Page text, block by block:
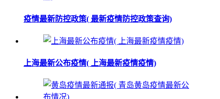
疫情最新防控政策( 最新疫情防控政策查询)
上海最新公布疫情( 上海最新疫情疫情)